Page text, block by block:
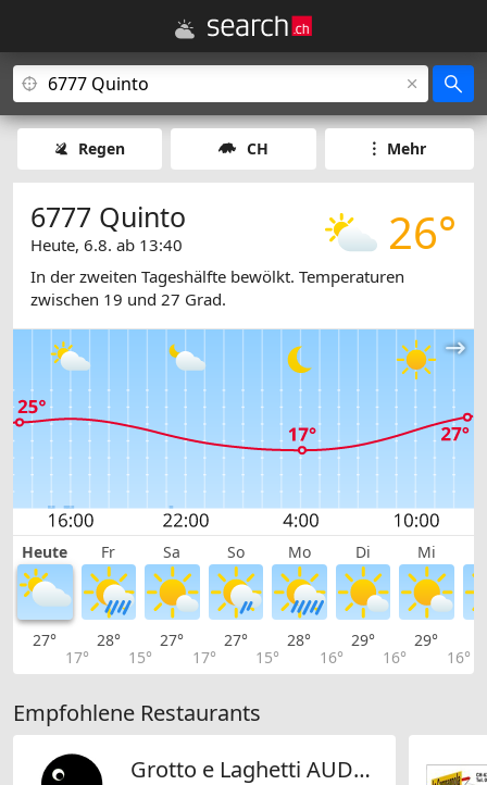
Regen CH Mehr
26°
6777 Quinto
Heute, 6.8. ab 13:40
In der zweiten Tageshälfte bewölkt. Temperaturen
zwischen 19 und 27 Grad.
Heute Fr Sa So Mo Di Mi
27°
17°
28°
15°
27°
17°
27°
15°
28°
16°
29°
16°
29°
16°
Empfohlene Restaurants
Grotto e Laghetti AUDAN